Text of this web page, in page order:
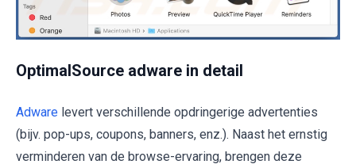
OptimalSource adware in detail
Adware levert verschillende opdringerige advertenties
(bijv. pop-ups, coupons, banners, enz.). Naast het ernstig
verminderen van de browse-ervaring, brengen deze